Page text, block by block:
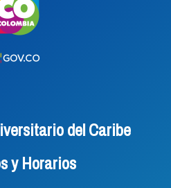
del Caribe
y Horarios